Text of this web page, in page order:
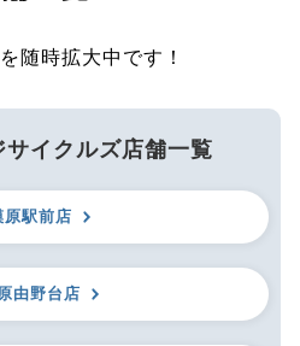
随時拡大中です！
イクルズ店舗一覧
原駅前店
由野台店